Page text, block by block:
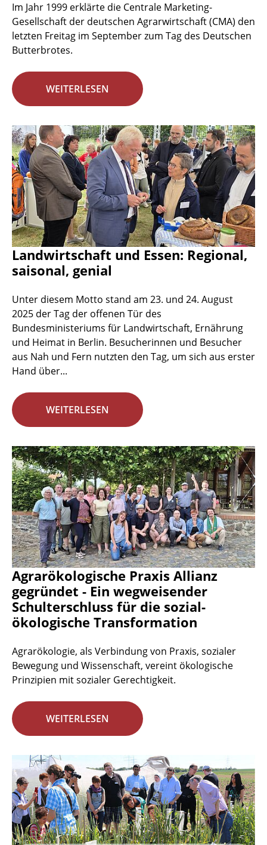
Im Jahr 1999 erklärte die Centrale Marketing-
Gesellschaft der deutschen Agrarwirtschaft (CMA) den
letzten Freitag im September zum Tag des Deutschen
Butterbrotes.
WEITERLESEN
Landwirtschaft und Essen: Regional,
saisonal, genial
Unter diesem Motto stand am 23. und 24. August
2025 der Tag der offenen Tür des
Bundesministeriums für Landwirtschaft, Ernährung
und Heimat in Berlin. Besucherinnen und Besucher
aus Nah und Fern nutzten den Tag, um sich aus erster
Hand über...
WEITERLESEN
Agrarökologische Praxis Allianz
gegründet - Ein wegweisender
Schulterschluss für die sozial-
ökologische Transformation
Agrarökologie, als Verbindung von Praxis, sozialer
Bewegung und Wissenschaft, vereint ökologische
Prinzipien mit sozialer Gerechtigkeit.
WEITERLESEN